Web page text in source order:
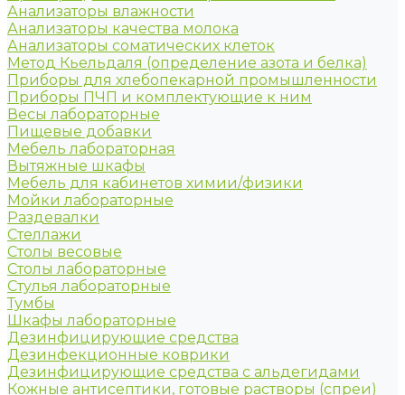
Анализаторы влажности
Анализаторы качества молока
Анализаторы соматических клеток
Метод Кьельдаля (определение азота и белка)
Приборы для хлебопекарной промышленности
Приборы ПЧП и комплектующие к ним
Весы лабораторные
Пищевые добавки
Мебель лабораторная
Вытяжные шкафы
Мебель для кабинетов химии/физики
Мойки лабораторные
Раздевалки
Стеллажи
Столы весовые
Столы лабораторные
Стулья лабораторные
Тумбы
Шкафы лабораторные
Дезинфицирующие средства
Дезинфекционные коврики
Дезинфицирующие средства с альдегидами
Кожные антисептики, готовые растворы (спреи)